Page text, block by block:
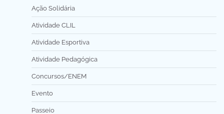
Ação Solidária
Atividade CLIL
Atividade Esportiva
Atividade Pedagógica
Concursos/ENEM
Evento
Passeio